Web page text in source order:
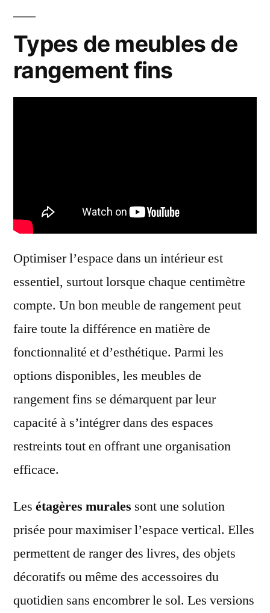
Types de meubles de
rangement fins
Optimiser l’espace dans un intérieur est
essentiel, surtout lorsque chaque centimètre
compte. Un bon meuble de rangement peut
faire toute la différence en matière de
fonctionnalité et d’esthétique. Parmi les
options disponibles, les meubles de
rangement fins se démarquent par leur
capacité à s’intégrer dans des espaces
restreints tout en offrant une organisation
efficace.
Les étagères murales sont une solution
prisée pour maximiser l’espace vertical. Elles
permettent de ranger des livres, des objets
décoratifs ou même des accessoires du
quotidien sans encombrer le sol. Les versions